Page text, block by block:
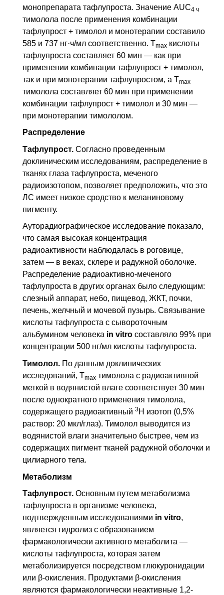
монопрепарата тафлупроста. Значение AUC4 ч
тимолола после применения комбинации
тафлупрост + тимолол и монотерапии составило
585 и 737 нг·ч/мл соответственно. Тmax кислоты
тафлупроста составляет 60 мин — как при
применении комбинации тафлупрост + тимолол,
так и при монотерапии тафлупростом, а Тmax
тимолола составляет 60 мин при применении
комбинации тафлупрост + тимолол и 30 мин —
при монотерапии тимололом.
Распределение
Тафлупрост. Согласно проведенным
доклиническим исследованиям, распределение в
тканях глаза тафлупроста, меченого
радиоизотопом, позволяет предположить, что это
ЛС имеет низкое сродство к меланиновому
пигменту.
Ауторадиографическое исследование показало,
что самая высокая концентрация
радиоактивности наблюдалась в роговице,
затем — в веках, склере и радужной оболочке.
Распределение радиоактивно-меченого
тафлупроста в других органах было следующим:
слезный аппарат, небо, пищевод, ЖКТ, почки,
печень, желчный и мочевой пузырь. Связывание
кислоты тафлупроста с сывороточным
альбумином человека in vitro составляло 99% при
концентрации 500 нг/мл кислоты тафлупроста.
Тимолол. По данным доклинических
исследований, Tmax тимолола с радиоактивной
меткой в водянистой влаге соответствует 30 мин
после однократного применения тимолола,
содержащего радиоактивный 3Н изотоп (0,5%
раствор: 20 мкл/глаз). Тимолол выводится из
водянистой влаги значительно быстрее, чем из
содержащих пигмент тканей радужной оболочки и
цилиарного тела.
Метаболизм
Тафлупрост. Основным путем метаболизма
тафлупроста в организме человека,
подтвержденным исследованиями in vitro,
является гидролиз с образованием
фармакологически активного метаболита —
кислоты тафлупроста, которая затем
метаболизируется посредством глюкуронидации
или β-окисления. Продуктами β-окисления
являются фармакологически неактивные 1,2-